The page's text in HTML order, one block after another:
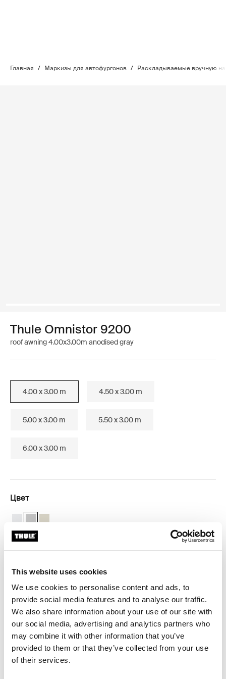
This website uses cookies
We use cookies to personalise content and ads, to
provide social media features and to analyse our traffic.
We also share information about your use of our site with
our social media, advertising and analytics partners who
may combine it with other information that you’ve
provided to them or that they’ve collected from your use
of their services.
Главная / Маркизы для автофургонов / Раскладываемые вручную
Thule Omnistor 9200
roof awning 4.00x3.00m anodised gray
4.00 x 3.00 m 4.50 x 3.00 m
5.00 x 3.00 m 5.50 x 3.00 m
6.00 x 3.00 m
Цвет
Thule Omnistor 9200 (4.00x3.00) Белый
Thule Omnistor 9200 (4.00x3.00) Анодированный (selected)
Thule Omnistor 9200 (4.00x3.00) Крем
Гарантия Thule
Найти в магазине
Идеальный навес для крыши для особо крупных
автомобилей.